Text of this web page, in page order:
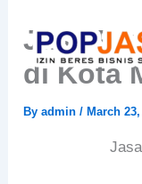
content
Jasa
di Kota
Byadmin/March 23,